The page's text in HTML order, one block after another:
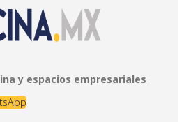
y espacios empresariales